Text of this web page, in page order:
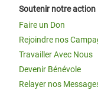
Soutenir notre action
Faire un Don
Rejoindre nos
Travailler Avec Nous
Devenir Bénévole
Relayer nos